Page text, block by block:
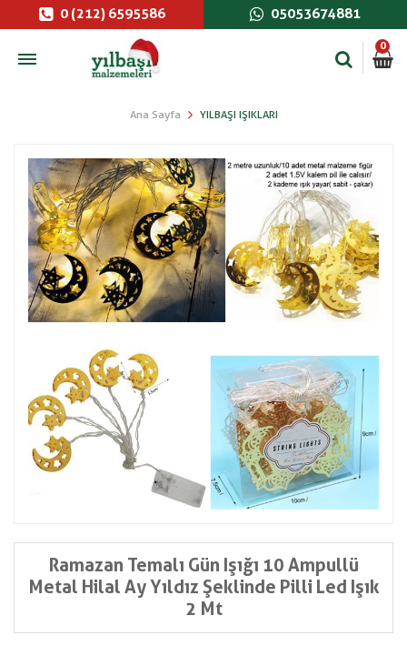
0 (212) 6595586 05053674881
0
Ana Sayfa YILBAŞI IŞIKLARI
Ramazan Temalı Gün Işığı 10 Ampullü
Metal Hilal Ay Yıldız Şeklinde Pilli Led Işık
2 Mt